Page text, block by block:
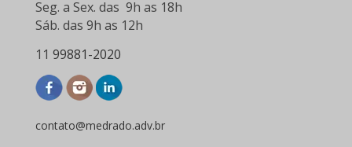
Seg. a Sex. das 9h as 18h
Sáb. das 9h as 12h
11 99881-2020
contato@medrado.adv.br